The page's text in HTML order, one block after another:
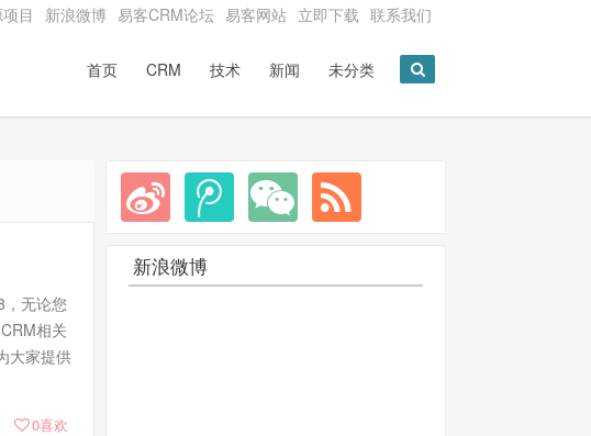
目 新浪微博 易客CRM论坛 易客网站 立即下载 联系我们
首页 CRM 技术 新闻 未分类
无论您
相关
大家提供
0喜欢
新浪微博